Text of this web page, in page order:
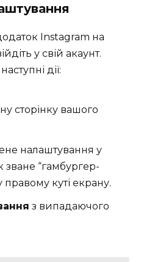
Instagram на
у свій акаунт.
дії:
сторінку вашого
налаштування у
зване “гамбургер-
куті екрану.
з випадаючого